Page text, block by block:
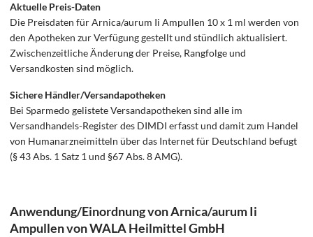
Aktuelle Preis-Daten
Die Preisdaten für Arnica/aurum Ii Ampullen 10 x 1 ml werden von
den Apotheken zur Verfügung gestellt und stündlich aktualisiert.
Zwischenzeitliche Änderung der Preise, Rangfolge und
Versandkosten sind möglich.
Sichere Händler/Versandapotheken
Bei Sparmedo gelistete Versandapotheken sind alle im
Versandhandels-Register des DIMDI erfasst und damit zum Handel
von Humanarzneimitteln über das Internet für Deutschland befugt
(§ 43 Abs. 1 Satz 1 und §67 Abs. 8 AMG).
Anwendung/Einordnung von Arnica/aurum Ii
Ampullen von WALA Heilmittel GmbH